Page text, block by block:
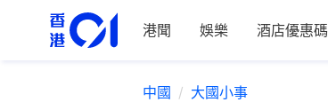
港聞 娛樂 酒店優惠碼
中國 大國小事